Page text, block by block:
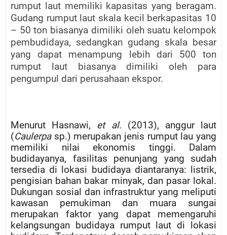
rumput laut memiliki kapasitas yang beragam.
Gudang rumput laut skala kecil berkapasitas 10
– 50 ton biasanya dimiliki oleh suatu kelompok
pembudidaya, sedangkan gudang skala besar
yang dapat menampung lebih dari 500 ton
rumput laut biasanya dimiliki oleh para
pengumpul dari perusahaan ekspor.
Menurut Hasnawi, et al. (2013), anggur laut
(Caulerpa sp.) merupakan jenis rumput lau yang
memiliki nilai ekonomis tinggi. Dalam
budidayanya, fasilitas penunjang yang sudah
tersedia di lokasi budidaya diantaranya: listrik,
pengisian bahan bakar minyak, dan pasar lokal.
Dukungan sosial dan infrastruktur yang meliputi
kawasan pemukiman dan muara sungai
merupakan faktor yang dapat memengaruhi
kelangsungan budidaya rumput laut di lokasi